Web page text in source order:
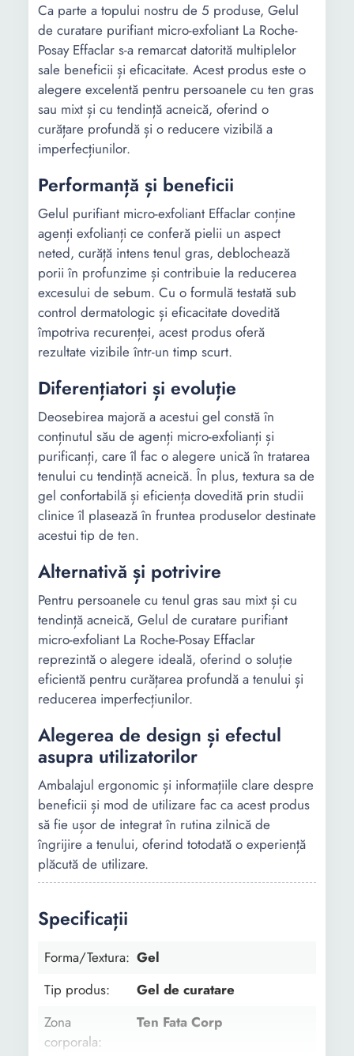
Ca parte a topului nostru de 5 produse, Gelul
de curatare purifiant micro-exfoliant La Roche-
Posay Effaclar s-a remarcat datorită multiplelor
sale beneficii și eficacitate. Acest produs este o
alegere excelentă pentru persoanele cu ten gras
sau mixt și cu tendință acneică, oferind o
curățare profundă și o reducere vizibilă a
imperfecțiunilor.
Performanță și beneficii
Gelul purifiant micro-exfoliant Effaclar conține
agenți exfolianți ce conferă pielii un aspect
neted, curăță intens tenul gras, deblochează
porii în profunzime și contribuie la reducerea
excesului de sebum. Cu o formulă testată sub
control dermatologic și eficacitate dovedită
împotriva recurenței, acest produs oferă
rezultate vizibile într-un timp scurt.
Diferențiatori și evoluție
Deosebirea majoră a acestui gel constă în
conținutul său de agenți micro-exfolianți și
purificanți, care îl fac o alegere unică în tratarea
tenului cu tendință acneică. În plus, textura sa de
gel confortabilă și eficiența dovedită prin studii
clinice îl plasează în fruntea produselor destinate
acestui tip de ten.
Alternativă și potrivire
Pentru persoanele cu tenul gras sau mixt și cu
tendință acneică, Gelul de curatare purifiant
micro-exfoliant La Roche-Posay Effaclar
reprezintă o alegere ideală, oferind o soluție
eficientă pentru curățarea profundă a tenului și
reducerea imperfecțiunilor.
Alegerea de design și efectul
asupra utilizatorilor
Ambalajul ergonomic și informațiile clare despre
beneficii și mod de utilizare fac ca acest produs
să fie ușor de integrat în rutina zilnică de
îngrijire a tenului, oferind totodată o experiență
plăcută de utilizare.
Specificații
Forma/Textura: Gel
Tip produs:
Gel de curatare
Zona
corporala:
Ten Fata Corp